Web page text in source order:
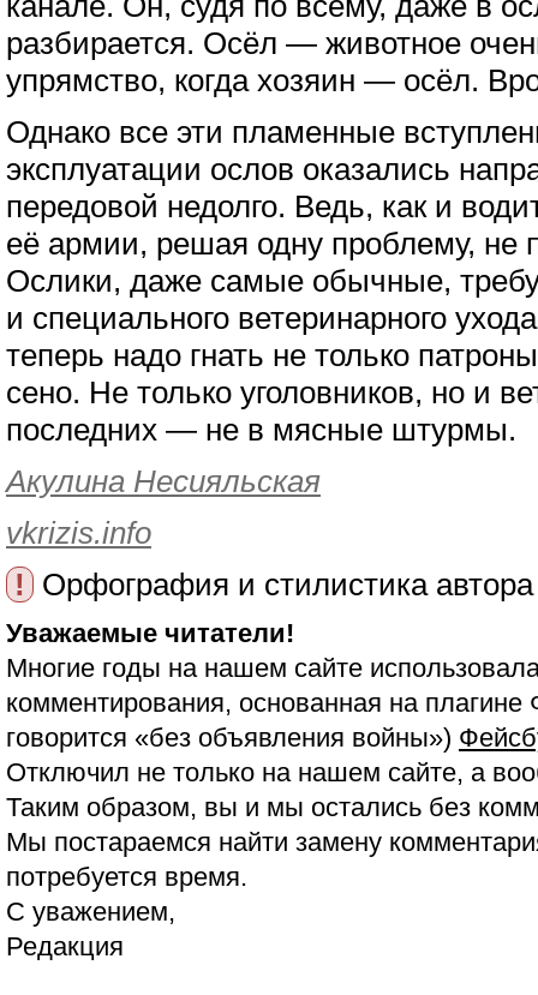
разбирается. Осёл — животное
упрямство, когда хозяин — осёл.
Однако все эти пламенные
эксплуатации ослов оказались
передовой недолго. Ведь, как и
её армии, решая одну проблему, не
Ослики, даже самые обычные,
и специального ветеринарного
теперь надо гнать не только
сено. Не только уголовников, но и
последних — не в мясные штурмы.
Акулина Несияльская
vkrizis.info
!
Орфография и стилистика
Уважаемые читатели!
Многие годы на нашем сайте
комментирования, основанная на
говорится «без объявления войны»)
Отключил не только на нашем сайте, а
Таким образом, вы и мы остались без
Мы постараемся найти замену
потребуется время.
С уважением,
Редакция